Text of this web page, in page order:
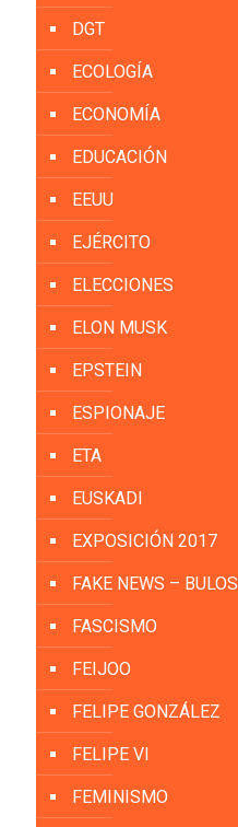
DGT
ECOLOGÍA
ECONOMÍA
EDUCACIÓN
EEUU
EJÉRCITO
ELECCIONES
ELON MUSK
EPSTEIN
ESPIONAJE
ETA
EUSKADI
EXPOSICIÓN 2017
FAKE NEWS – BULOS
FASCISMO
FEIJOO
FELIPE GONZÁLEZ
FELIPE VI
FEMINISMO